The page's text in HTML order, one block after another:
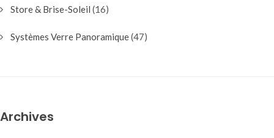
Store & Brise-Soleil (16)
Systèmes Verre Panoramique(47)
Archives